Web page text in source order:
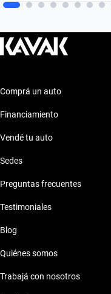
Comprá un auto
Financiamiento
Vendé tu auto
Sedes
Preguntas frecuentes
Testimoniales
Blog
Quiénes somos
Trabajá con nosotros